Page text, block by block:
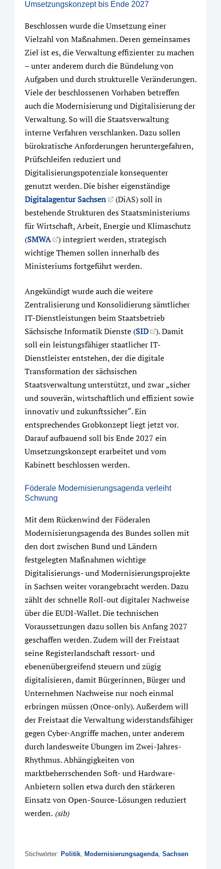
Umsetzungskonzept bis Ende 2027
Beschlossen wurde die Umsetzung einer
Vielzahl von Maßnahmen. Deren gemeinsames
Ziel ist es, die Verwaltung effizienter zu machen
– unter anderem durch die Bündelung von
Aufgaben und durch strukturelle Veränderungen.
Viele der beschlossenen Vorhaben betreffen
auch die Modernisierung und Digitalisierung der
Verwaltung. So will die Staatsverwaltung
interne Verfahren verschlanken. Dazu sollen
bürokratische Anforderungen heruntergefahren,
Prüfschleifen reduziert und
Digitalisierungspotenziale konsequenter
genutzt werden. Die bisher eigenständige
Digitalagentur Sachsen
(DiAS) soll in
bestehende Strukturen des Staatsministeriums
für Wirtschaft, Arbeit, Energie und Klimaschutz
(SMWA
) integriert werden, strategisch
wichtige Themen sollen innerhalb des
Ministeriums fortgeführt werden.
Angekündigt wurde auch die weitere
Zentralisierung und Konsolidierung sämtlicher
IT-Dienstleistungen beim Staatsbetrieb
Sächsische Informatik Dienste (SID
). Damit
soll ein leistungsfähiger staatlicher IT-
Dienstleister entstehen, der die digitale
Transformation der sächsischen
Staatsverwaltung unterstützt, und zwar „sicher
und souverän, wirtschaftlich und effizient sowie
innovativ und zukunftssicher“. Ein
entsprechendes Grobkonzept liegt jetzt vor.
Darauf aufbauend soll bis Ende 2027 ein
Umsetzungskonzept erarbeitet und vom
Kabinett beschlossen werden.
Föderale Modernisierungsagenda verleiht
Schwung
Mit dem Rückenwind der Föderalen
Modernisierungsagenda des Bundes sollen mit
den dort zwischen Bund und Ländern
festgelegten Maßnahmen wichtige
Digitalisierungs- und Modernisierungsprojekte
in Sachsen weiter vorangebracht werden. Dazu
zählt der schnelle Roll-out digitaler Nachweise
über die EUDI-Wallet. Die technischen
Voraussetzungen dazu sollen bis Anfang 2027
geschaffen werden. Zudem will der Freistaat
seine Registerlandschaft ressort- und
ebenenübergreifend steuern und zügig
digitalisieren, damit Bürgerinnen, Bürger und
Unternehmen Nachweise nur noch einmal
erbringen müssen (Once-only). Außerdem will
der Freistaat die Verwaltung widerstandsfähiger
gegen Cyber-Angriffe machen, unter anderem
durch landesweite Übungen im Zwei-Jahres-
Rhythmus. Abhängigkeiten von
marktbeherrschenden Soft- und Hardware-
Anbietern sollen etwa durch den stärkeren
Einsatz von Open-Source-Lösungen reduziert
werden. (sib)
Stichwörter: Politik, Modernisierungsagenda, Sachsen